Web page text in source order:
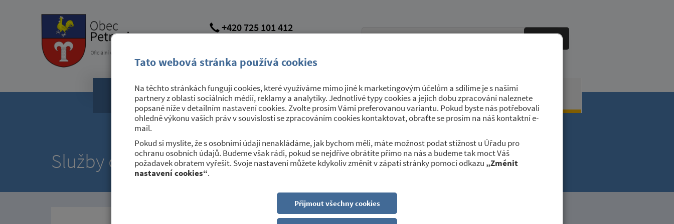
Tato webová stránka používá cookies
Na těchto stránkách fungují cookies, které využíváme mimo jiné k marketingovým účelům a sdílíme je s našimi
partnery z oblasti sociálních médií, reklamy a analytiky. Jednotlivé typy cookies a jejich dobu zpracování naleznete
popsané níže v detailním nastavení cookies. Zvolte prosím Vámi preferovanou variantu. Pokud byste nás potřebovali
ohledně výkonu vašich práv v souvislosti se zpracováním cookies kontaktovat, obraťte se prosím na náš kontaktní e-
mail.
Pokud si myslíte, že s osobními údaji nenakládáme, jak bychom měli, máte možnost podat stížnost u Úřadu pro
ochranu osobních údajů. Budeme však rádi, pokud se nejdříve obrátíte přímo na nás a budeme tak moct Váš
požadavek obratem vyřešit. Svoje nastavení můžete kdykoliv změnit v zápatí stránky pomocí odkazu „Změnit
nastavení cookies“.
Přijmout všechny cookies
+420 725 101 412
Obecní úřad Úřední deska Sport a kultura O obci Kontakty
Služby obce